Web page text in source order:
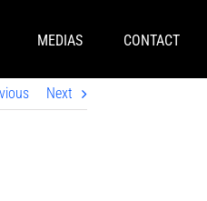
MEDIAS CONTACT
Next